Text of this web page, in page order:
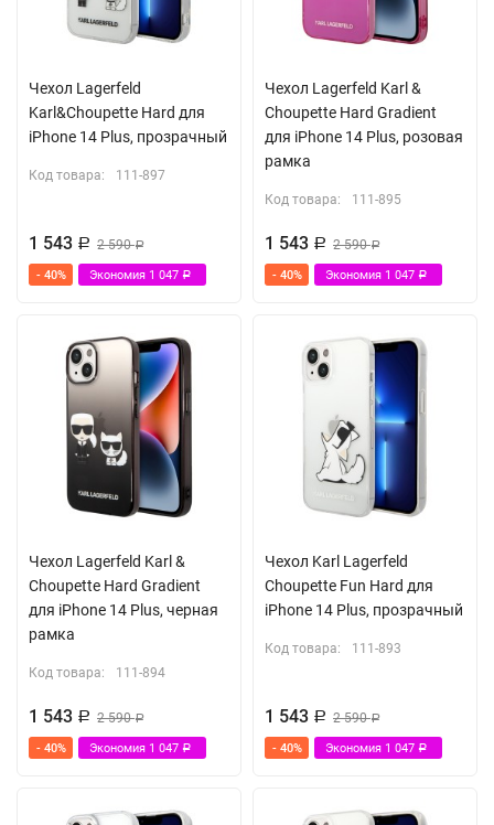
Чехол Lagerfeld
Karl&Choupette Hard для
iPhone 14 Plus, прозрачный
Код товара: 111-897
1 543 Р 2 590Р
- 40% Экономия 1 047 Р
Чехол Lagerfeld Karl &
Choupette Hard Gradient
для iPhone 14 Plus, розовая
рамка
Код товара: 111-895
1 543 Р 2 590Р
- 40% Экономия 1 047 Р
Чехол Lagerfeld Karl &
Choupette Hard Gradient
для iPhone 14 Plus, черная
рамка
Код товара: 111-894
1 543 Р 2 590Р
- 40% Экономия 1 047 Р
Чехол Karl Lagerfeld
Choupette Fun Hard для
iPhone 14 Plus, прозрачный
Код товара: 111-893
1 543 Р 2 590Р
- 40% Экономия 1 047 Р